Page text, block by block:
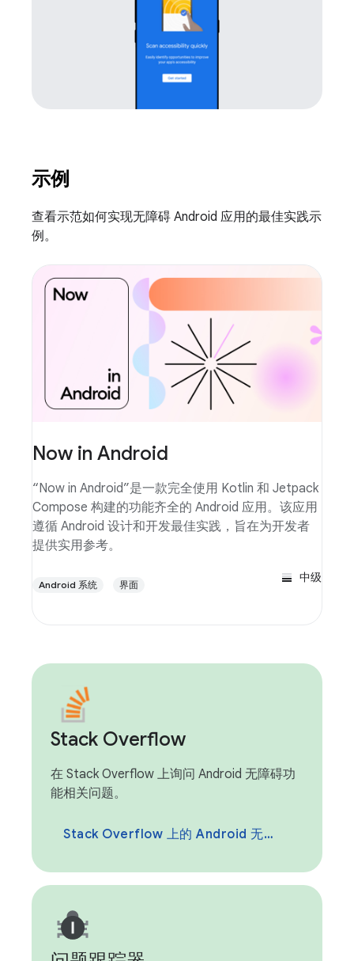
示例
查看示范如何实现无障碍 Android 应用的最佳实践示
例。
Now in Android
“Now in Android”是一款完全使用 Kotlin 和 Jetpack
Compose 构建的功能齐全的 Android 应用。该应用
遵循 Android 设计和开发最佳实践，旨在为开发者
提供实用参考。
Android 系统 界面
中级
Stack Overflow
在 Stack Overflow 上询问 Android 无障碍功
能相关问题。
Stack Overflow 上的 Android 无障碍功能